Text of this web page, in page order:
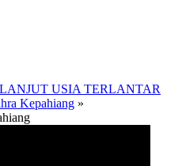
USIA TERLANTAR
Kepahiang »